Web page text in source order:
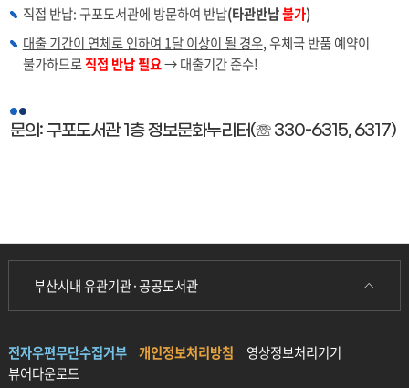
직접 반납: 구포도서관에 방문하여 반납(타관반납불가)
대출 기간이 연체로 인하여 1달 이상이 될 경우, 우체국 반품 예약이
불가하므로직접 반납 필요→ 대출기간 준수!
문의: 구포도서관 1층 정보문화누리터(☏ 330-6315, 6317)
부산시내 유관기관·공공도서관
전자우편무단수집거부 개인정보처리방침
영상정보처리기기
뷰어다운로드